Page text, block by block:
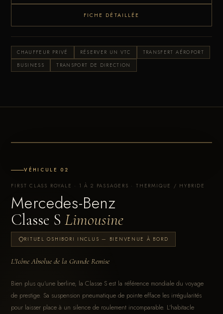
FICHE DÉTAILLÉE
CHAUFFEUR PRIVÉ RÉSERVER UN VTC
TRANSFERT AÉROPORT
BUSINESS
TRANSPORT DE DIRECTION
VÉHICULE 02
FIRST CLASS ROYALE · 1 À 2 PASSAGERS · THERMIQUE / HYBRIDE
Mercedes-Benz
Classe SLimousine
RITUEL OSHIBORI INCLUS — BIENVENUE À BORD
L'Icône Absolue de la Grande Remise
Bien plus qu'une berline, la Classe S est la référence mondiale du voyage
de prestige. Sa suspension pneumatique de pointe efface les irrégularités
pour laisser place à un silence de roulement incomparable. L'habitacle